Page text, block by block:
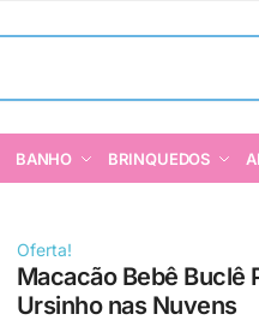
BANHO BRINQUEDOS
Oferta!
Macacão Bebê Buclê
Ursinho nas Nuvens